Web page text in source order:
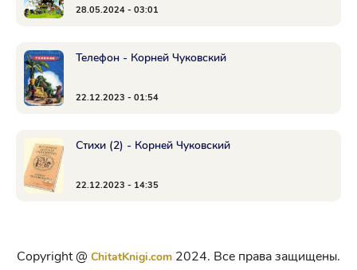
28.05.2024 - 03:01
Телефон - Корней Чуковский
22.12.2023 - 01:54
Стихи (2) - Корней Чуковский
22.12.2023 - 14:35
Copyright @ ChitatKnigi.com 2024. Все права защищены.